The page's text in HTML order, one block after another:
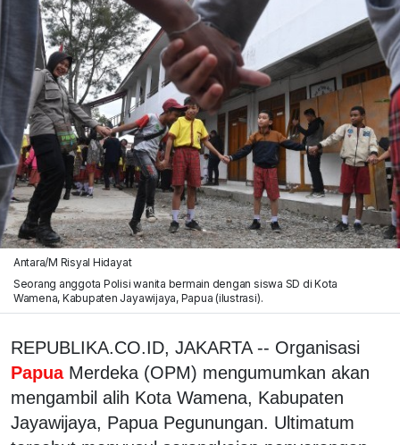
Antara/M Risyal Hidayat
Seorang anggota Polisi wanita bermain dengan siswa SD di Kota
Wamena, Kabupaten Jayawijaya, Papua (ilustrasi).
REPUBLIKA.CO.ID, JAKARTA -- Organisasi
Papua Merdeka (OPM) mengumumkan akan
mengambil alih Kota Wamena, Kabupaten
Jayawijaya, Papua Pegunungan. Ultimatum